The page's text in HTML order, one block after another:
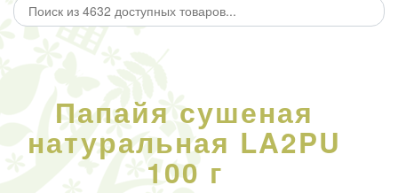
Папайя сушеная
натуральная LA2PU
100 г